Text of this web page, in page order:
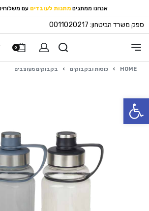
פתח סרגל נגישות
אנחנו ממתגים מתנות לעובדים עם
ספק משרד הביטחון: 0011020217
0
HOME
› כוסות ובקבוקים › בקבוקים מעוצבים